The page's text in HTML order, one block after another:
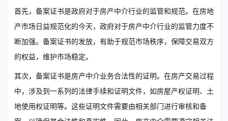
首先，备案证书是政府对于房产中介行业的监管和规范。在房地
产市场日益规范化的今天，政府对于房产中介行业的监管力度不
断加强。备案证书的发放，有助于规范市场秩序，保障交易双方
的权益，维护市场稳定。
其次，备案证书是房产中介业务合法性的证明。在房产交易过程
中，涉及到一系列的法律手续和证明文件，如房屋产权证明、土
地使用权证明等。这些证明文件需要由相关部门进行审核和备